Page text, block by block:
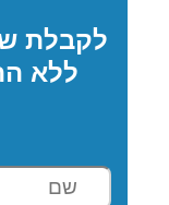
לקבלת
ללא